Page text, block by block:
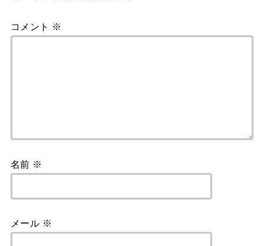
コメント ※
名前 ※
メール ※